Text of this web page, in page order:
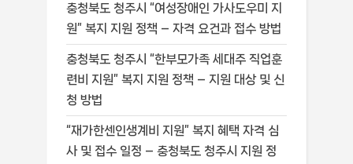
충청북도 청주시 “여성장애인 가사도우미 지
원” 복지 지원 정책 – 자격 요건과 접수 방법
충청북도 청주시 “한부모가족 세대주 직업훈
련비 지원” 복지 지원 정책 – 지원 대상 및 신
청 방법
“재가한센인생계비 지원” 복지 혜택 자격 심
사 및 접수 일정 – 충청북도 청주시 지원 정